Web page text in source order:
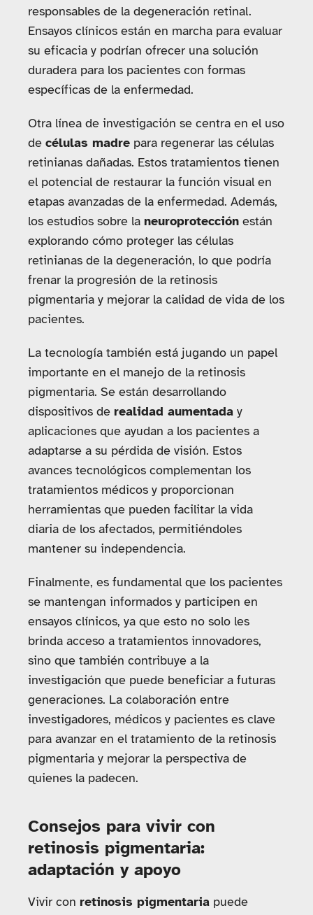
responsables de la degeneración retinal.
Ensayos clínicos están en marcha para evaluar
su eficacia y podrían ofrecer una solución
duradera para los pacientes con formas
específicas de la enfermedad.
Otra línea de investigación se centra en el uso
de células madre para regenerar las células
retinianas dañadas. Estos tratamientos tienen
el potencial de restaurar la función visual en
etapas avanzadas de la enfermedad. Además,
los estudios sobre la neuroprotección están
explorando cómo proteger las células
retinianas de la degeneración, lo que podría
frenar la progresión de la retinosis
pigmentaria y mejorar la calidad de vida de los
pacientes.
La tecnología también está jugando un papel
importante en el manejo de la retinosis
pigmentaria. Se están desarrollando
dispositivos de realidad aumentada y
aplicaciones que ayudan a los pacientes a
adaptarse a su pérdida de visión. Estos
avances tecnológicos complementan los
tratamientos médicos y proporcionan
herramientas que pueden facilitar la vida
diaria de los afectados, permitiéndoles
mantener su independencia.
Finalmente, es fundamental que los pacientes
se mantengan informados y participen en
ensayos clínicos, ya que esto no solo les
brinda acceso a tratamientos innovadores,
sino que también contribuye a la
investigación que puede beneficiar a futuras
generaciones. La colaboración entre
investigadores, médicos y pacientes es clave
para avanzar en el tratamiento de la retinosis
pigmentaria y mejorar la perspectiva de
quienes la padecen.
Consejos para vivir con
retinosis pigmentaria:
adaptación y apoyo
Vivir con retinosis pigmentaria puede